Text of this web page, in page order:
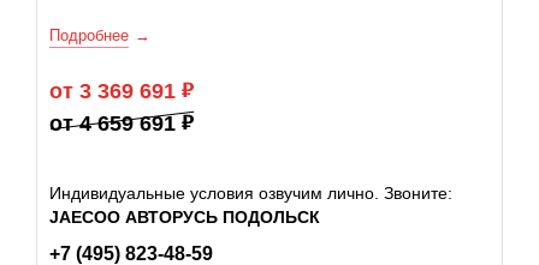
Подробнее
от 3 369 691
от 4 659 691
Индивидуальные условия озвучим лично. Звоните:
JAECOO АВТОРУСЬ ПОДОЛЬСК
+7 (495) 823-48-59